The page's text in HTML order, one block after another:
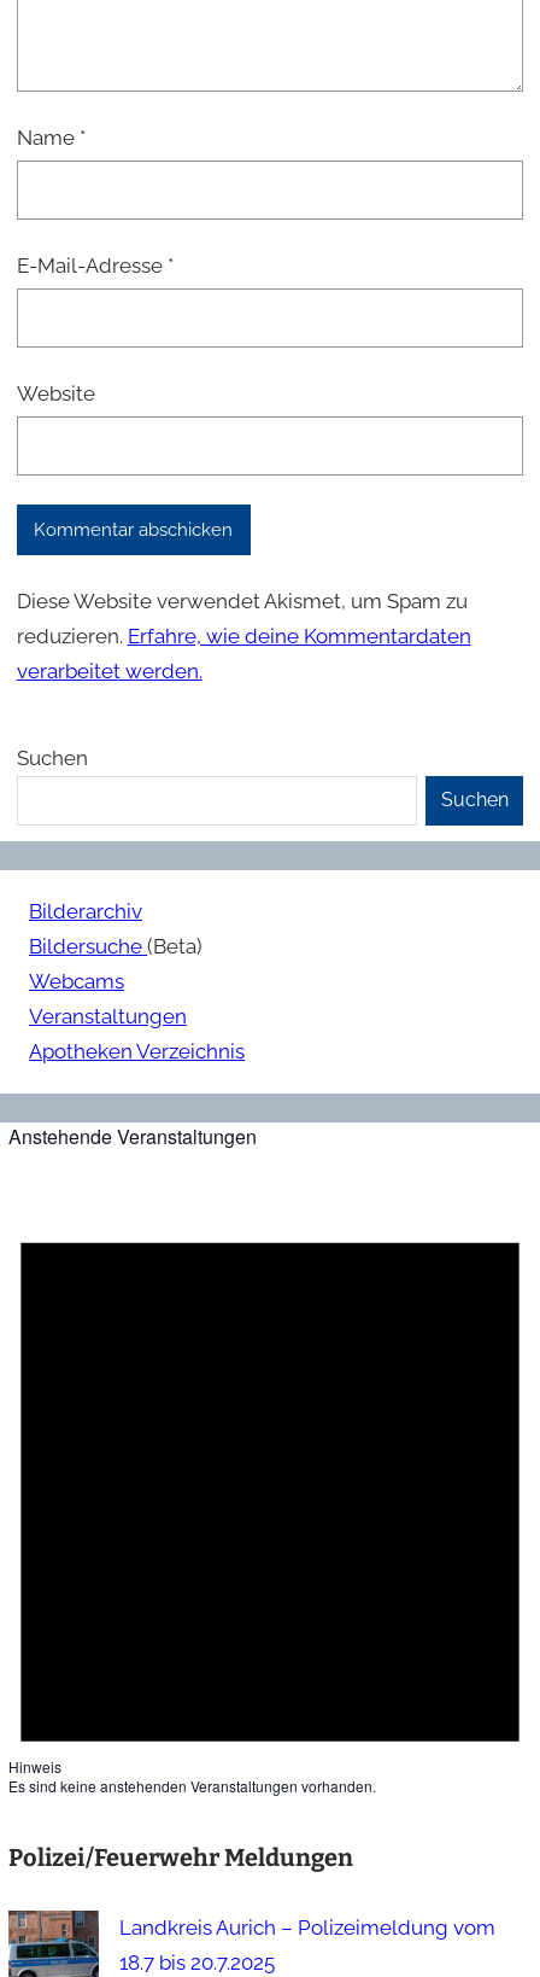
Name *
E-Mail-Adresse *
Website
Diese Website verwendet Akismet, um Spam zu
reduzieren. Erfahre, wie deine Kommentardaten
verarbeitet werden.
Suchen
Suchen
Bilderarchiv
Bildersuche (Beta)
Webcams
Veranstaltungen
Apotheken Verzeichnis
Anstehende Veranstaltungen
Hinweis
Es sind keine anstehenden Veranstaltungen vorhanden.
Polizei/Feuerwehr Meldungen
Landkreis Aurich – Polizeimeldung vom
18.7 bis 20.7.2025